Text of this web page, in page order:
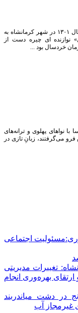
معرفی استاد اسماعیل مسقطی اسماعیل مسقطی در سال ۱٣۰۱ در شهر کرمانشاه به
نوازنده ای چیره دست از
خردسال بود ...
نواهای پهلوی و ترانه‌های
می‌گرفتند، زبانِ تازی در
اجتماعی
تغییرات مدیریتی
بهره‌وری انجام
برنج در دشت میاندربند
غیرمجاز آب